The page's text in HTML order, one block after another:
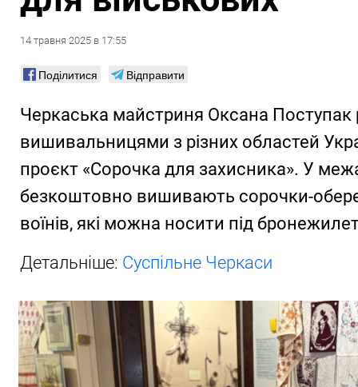
14 травня 2025 в 17:55
Поділитися Відправити
Черкаська майстриня Оксана Поступак
вишивальницями з різних областей
проєкт «Сорочка для захисника». У
безкоштовно вишивають сорочки-
воїнів, які можна носити під
Детальніше: Суспільне Черкаси